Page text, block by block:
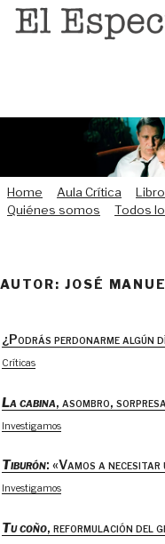
Saltar
Home Aula Crítica
Quiénes somos
Todos
AUTOR: JOSÉ
¿Podrás perdonarme algún
Críticas
La cabina, asombro,
Investigamos
Tiburón: «Vamos a
Investigamos
Tu coño, reformulación del